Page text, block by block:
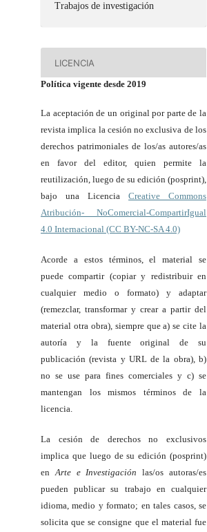
Trabajos de investigación
LICENCIA
Política vigente desde 2019
La aceptación de un original por parte de la
revista implica la cesión no exclusiva de los
derechos patrimoniales de los/as autores/as
en favor del editor, quien permite la
reutilización, luego de su edición (posprint),
bajo una Licencia Creative Commons
Atribución- NoComercial-CompartirIgual
4.0 Internacional (CC BY-NC-SA 4.0)
Acorde a estos términos, el material se
puede compartir (copiar y redistribuir en
cualquier medio o formato) y adaptar
(remezclar, transformar y crear a partir del
material otra obra), siempre que a) se cite la
autoría y la fuente original de su
publicación (revista y URL de la obra), b)
no se use para fines comerciales y c) se
mantengan los mismos términos de la
licencia.
La cesión de derechos no exclusivos
implica que luego de su edición (posprint)
en Arte e Investigación las/os autoras/es
pueden publicar su trabajo en cualquier
idioma, medio y formato; en tales casos, se
solicita que se consigne que el material fue